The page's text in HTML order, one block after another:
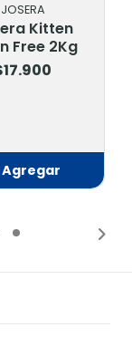
JOSERA
Kitten
Free 2Kg
Agregar